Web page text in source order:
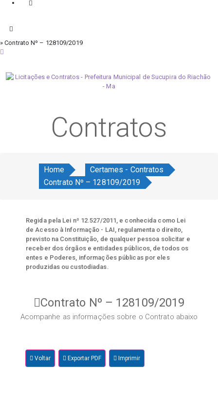
» Contrato Nº – 128109/2019
Contratos
Home
Certames - Contratos
Contrato Nº – 128109/2019
Regida pela Lei nº 12.527/2011, e conhecida como Lei
de Acesso à Informação - LAI, regulamenta o direito,
previsto na Constituição, de qualquer pessoa solicitar e
receber dos órgãos e entidades públicos, de todos os
entes e Poderes, informações públicas por eles
produzidas ou custodiadas.
Contrato Nº – 128109/2019
Acompanhe as informações sobre o Contrato abaixo
Voltar Exportar PDF Imprimir